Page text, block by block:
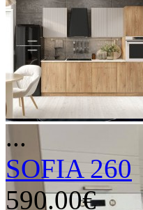
...
SOFIA 260
590.00€